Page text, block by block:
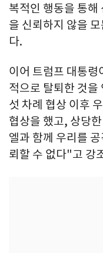
복적인 행동을 통
을 신뢰하지 않을
다.
이어 트럼프 대통
적으로 탈퇴한 것
섯 차례 협상 이후
협상을 했고, 상당
엘과 함께 우리를
뢰할 수 없다"고 강